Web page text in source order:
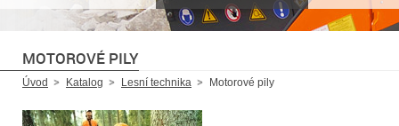
MOTOROVÉ PILY
Úvod Katalog Lesní technika Motorové pily